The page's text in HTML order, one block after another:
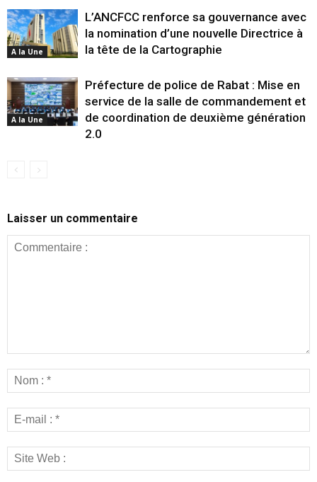
A la Une
L’ANCFCC renforce sa gouvernance avec
la nomination d’une nouvelle Directrice à
la tête de la Cartographie
A la Une
Préfecture de police de Rabat : Mise en
service de la salle de commandement et
de coordination de deuxième génération
2.0
Laisser un commentaire